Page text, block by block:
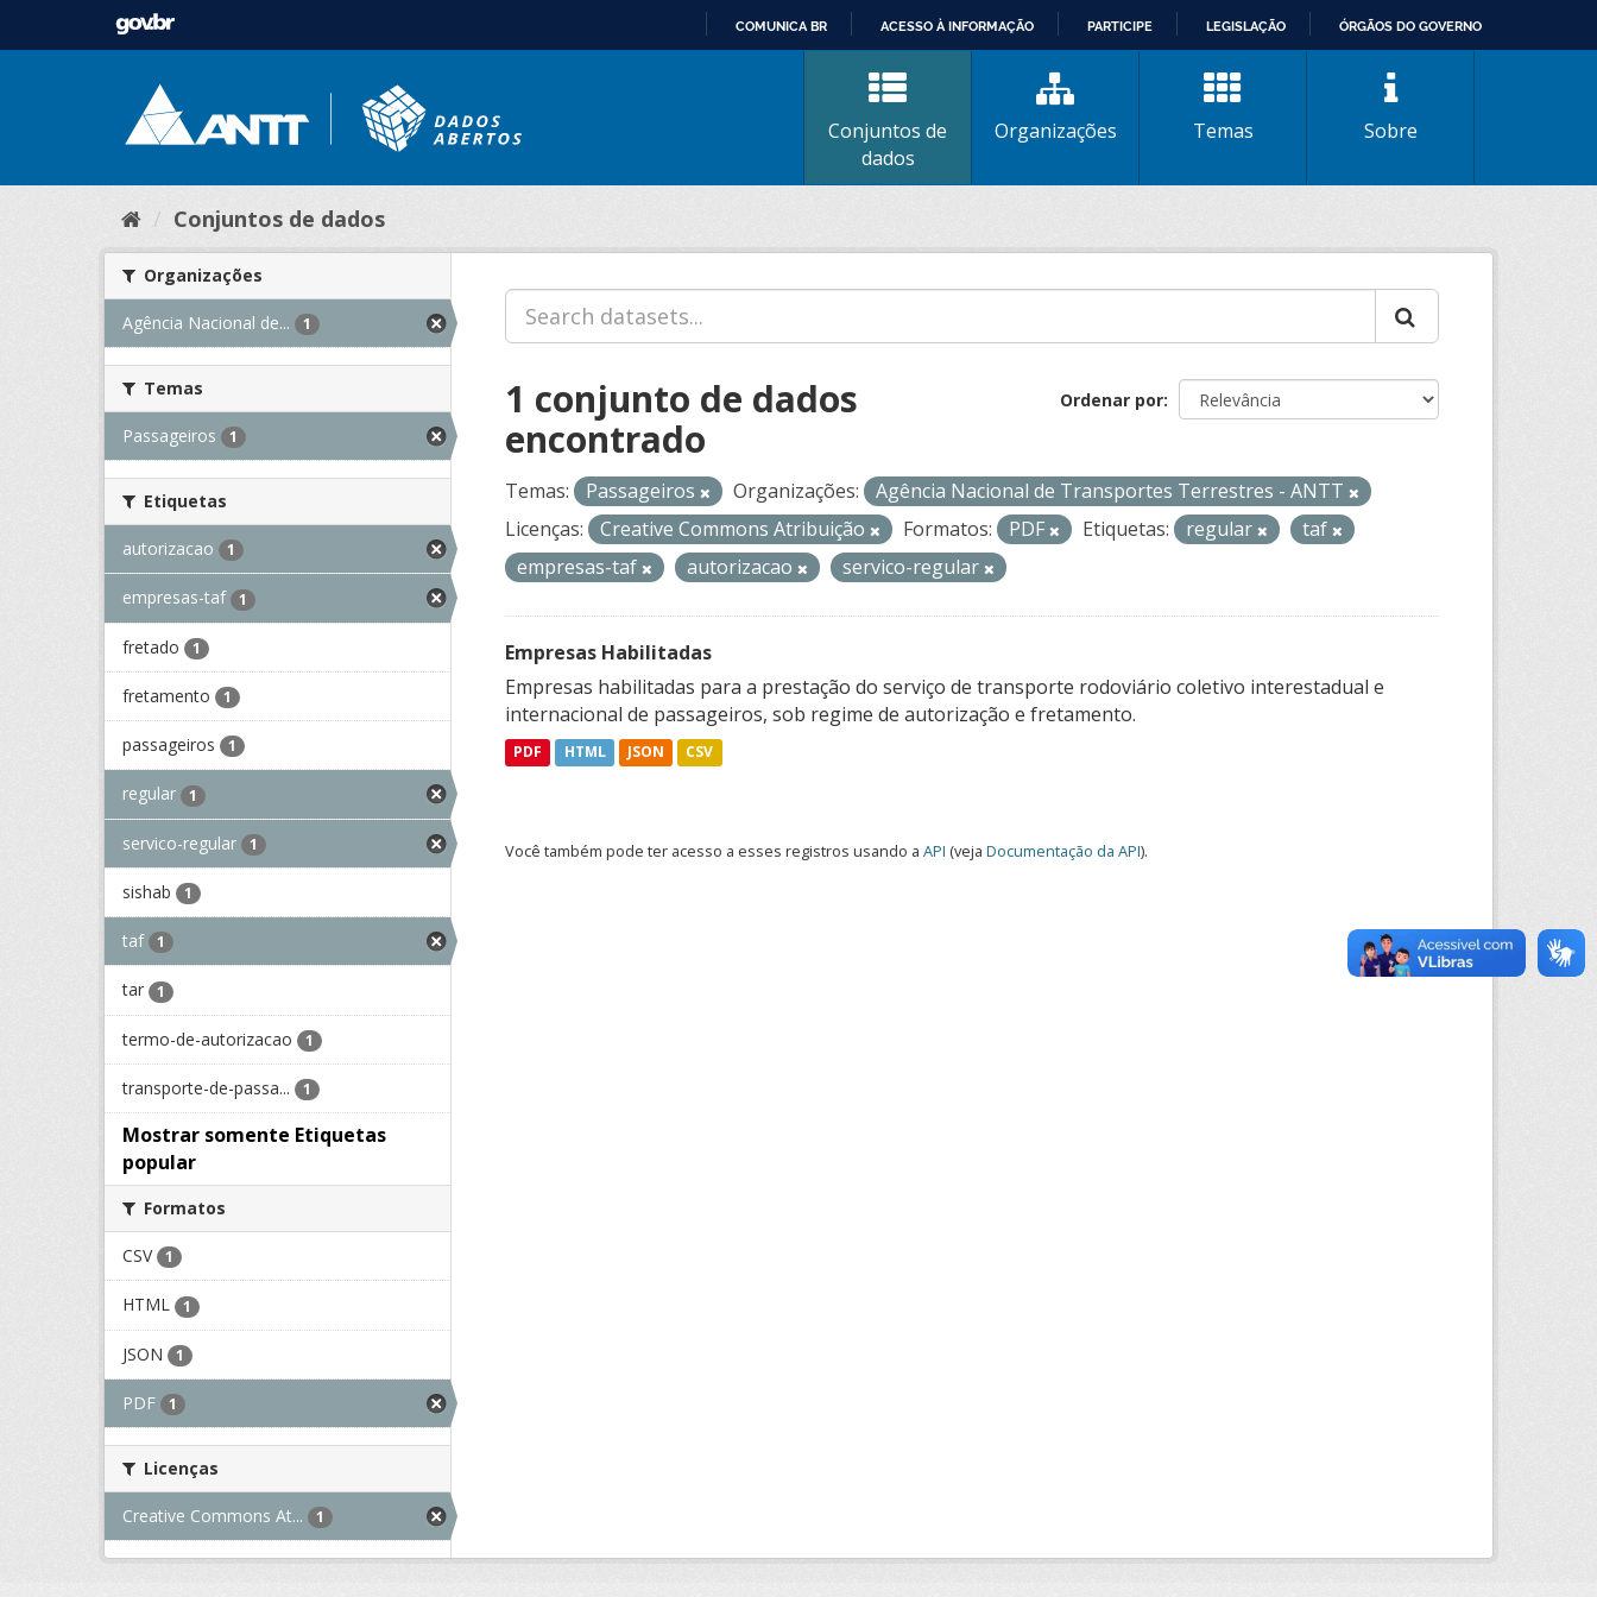
CONTEÚDO
COMUNICA BR ACESSO À INFORMAÇÃO PARTICIPE LEGISLAÇÃO ÓRGÃOS DO GOVERNO
Conjuntos de
dados
Organizações Temas Sobre
Conjuntos de dados
Organizações
Agência Nacional de... 1
Temas
Passageiros 1
Etiquetas
autorizacao 1
empresas-taf 1
fretado 1
fretamento 1
passageiros 1
regular 1
servico-regular 1
sishab 1
taf 1
tar 1
termo-de-autorizacao 1
transporte-de-passa... 1
Mostrar somente Etiquetas
popular
Formatos
CSV 1
HTML 1
JSON 1
PDF 1
Licenças
Creative Commons At... 1
Ordenar por
1 conjunto de dados
encontrado
Temas: Passageiros Organizações:
Agência Nacional de Transportes Terrestres - ANTT
Licenças:
Creative Commons Atribuição Formatos: PDF Etiquetas: regular
taf
empresas-taf
autorizacao servico-regular
Empresas Habilitadas
Empresas habilitadas para a prestação do serviço de transporte rodoviário coletivo interestadual e
internacional de passageiros, sob regime de autorização e fretamento.
PDF HTML JSON CSV
Você também pode ter acesso a esses registros usando a API (veja Documentação da API).